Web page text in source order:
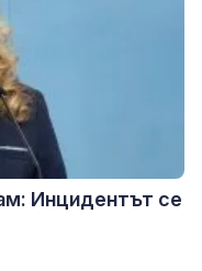
Инцидентът се